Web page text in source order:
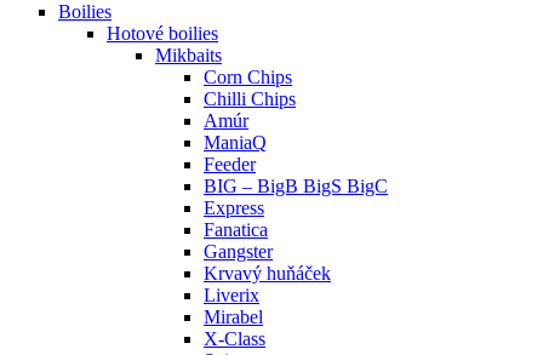
Boilies
Hotové boilies
Mikbaits
Corn Chips
Chilli Chips
Amúr
ManiaQ
Feeder
BIG – BigB BigS BigC
Express
Fanatica
Gangster
Krvavý huňáček
Liverix
Mirabel
X-Class